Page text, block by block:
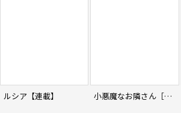
ルシア【連載】 小悪魔なお隣さん［改訂版］